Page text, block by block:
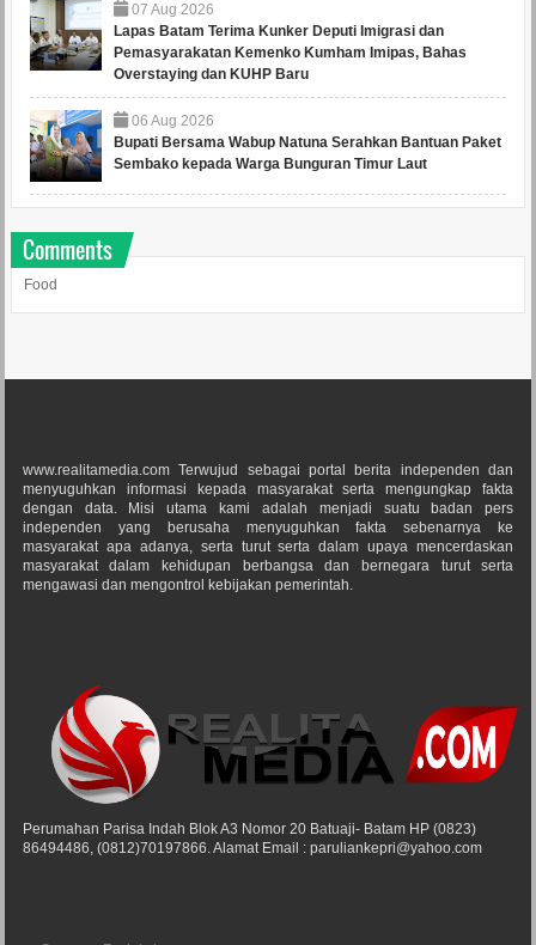
07 Aug 2026
Lapas Batam Terima Kunker Deputi Imigrasi dan
Pemasyarakatan Kemenko Kumham Imipas, Bahas
Overstaying dan KUHP Baru
06 Aug 2026
Bupati Bersama Wabup Natuna Serahkan Bantuan Paket
Sembako kepada Warga Bunguran Timur Laut
Comments
Food
www.realitamedia.com Terwujud sebagai portal berita independen dan
menyuguhkan informasi kepada masyarakat serta mengungkap fakta
dengan data. Misi utama kami adalah menjadi suatu badan pers
independen yang berusaha menyuguhkan fakta sebenarnya ke
masyarakat apa adanya, serta turut serta dalam upaya mencerdaskan
masyarakat dalam kehidupan berbangsa dan bernegara turut serta
mengawasi dan mengontrol kebijakan pemerintah.
Perumahan Parisa Indah Blok A3 Nomor 20 Batuaji- Batam HP (0823)
86494486, (0812)70197866. Alamat Email : paruliankepri@yahoo.com